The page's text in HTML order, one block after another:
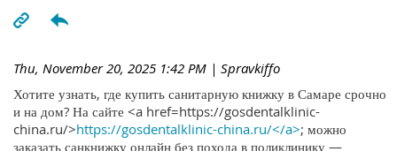
Thu, November 20, 2025 1:42 PM | Spravkiffo
Хотите узнать, где купить санитарную книжку в Самаре срочно
и на дом? На сайте <a href=https://gosdentalklinic-
china.ru/>https://gosdentalklinic-china.ru/</a>; можно
заказать санкнижку онлайн без похода в поликлинику —